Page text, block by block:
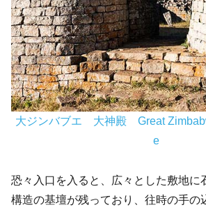
大ジンバブエ 大神殿 Great
e
恐々入口を入ると、広々とした敷地に
構造の基壇が残っており、往時の手の